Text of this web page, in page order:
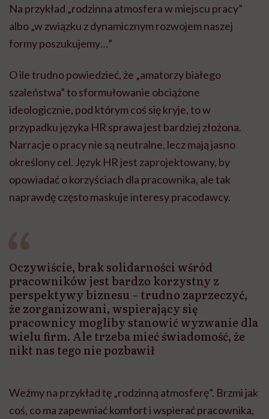
Na przykład „rodzinna atmosfera w miejscu pracy”
albo „w związku z dynamicznym rozwojem naszej
formy poszukujemy…”
O ile trudno powiedzieć, że „amatorzy białego
szaleństwa” to sformułowanie obciążone
ideologicznie, pod którym coś się kryje, to w
przypadku języka HR sprawa jest bardziej złożona.
Narracje o pracy nie są neutralne, lecz mają jasno
określony cel. Język HR jest zaprojektowany, by
opowiadać o korzyściach dla pracownika, ale tak
naprawdę często maskuje interesy pracodawcy.
Oczywiście, brak solidarności wśród
pracowników jest bardzo korzystny z
perspektywy biznesu – trudno zaprzeczyć,
że zorganizowani, wspierający się
pracownicy mogliby stanowić wyzwanie dla
wielu firm. Ale trzeba mieć świadomość, że
nikt nas tego nie pozbawił
Weźmy na przykład tę „rodzinną atmosferę”. Brzmi jak
coś, co ma zapewniać komfort i wspierać pracownika,